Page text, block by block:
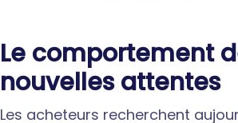
Le comportement
nouvelles attentes
Les acheteurs recherchent